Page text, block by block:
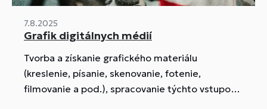
7.8.2025
Grafik digitálnych médií
Tvorba a získanie grafického materiálu
(kreslenie, písanie, skenovanie, fotenie,
filmovanie a pod.), spracovanie týchto vstupov